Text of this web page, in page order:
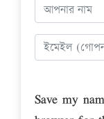
Save my